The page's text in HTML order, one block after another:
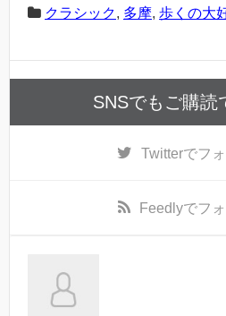
クラシック, 多摩, 歩くの大
SNSでもご購読
Twitterでフ
Feedlyでフ